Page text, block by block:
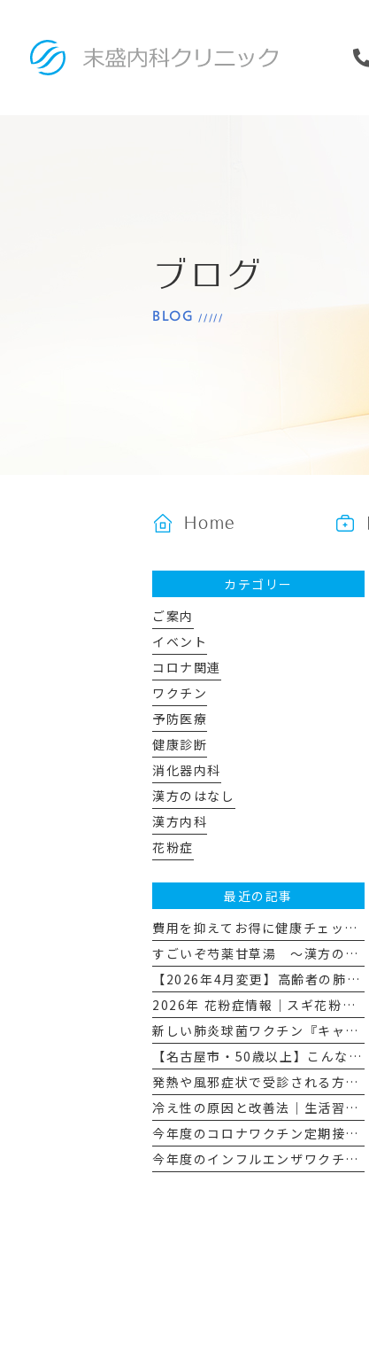
ブログ
BLOG
Home
カテゴリー
ご案内
イベント
コロナ関連
ワクチン
予防医療
健康診断
消化器内科
漢方のはなし
漢方内科
花粉症
最近の記事
費用を抑えてお得に健康チェック☆（名古屋市特定健診・がん検診の活用法）
すごいぞ芍薬甘草湯 ～漢方のはなし その１１～
【2026年4月変更】高齢者の肺炎球菌ワクチンが「プレベナー20」に変わります
2026年 花粉症情報｜スギ花粉飛散量とその対策
新しい肺炎球菌ワクチン『キャップバックス®』について
【名古屋市・50歳以上】こんな人にぜひ受けてほしい、胃カメラによる胃がん検診
発熱や風邪症状で受診される方へのお願い
冷え性の原因と改善法｜生活習慣と漢方で“冷えない体”へ
今年度のコロナワクチン定期接種について
今年度のインフルエンザワクチン予防接種について